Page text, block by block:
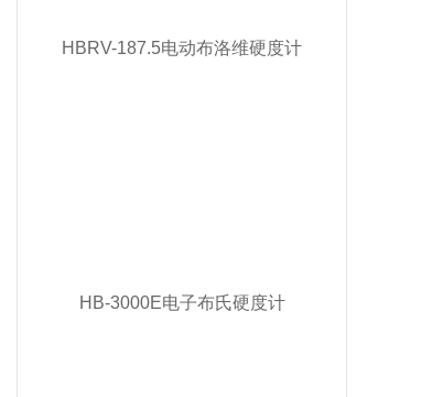
HBRV-187.5电动布洛维硬度计
HB-3000E电子布氏硬度计